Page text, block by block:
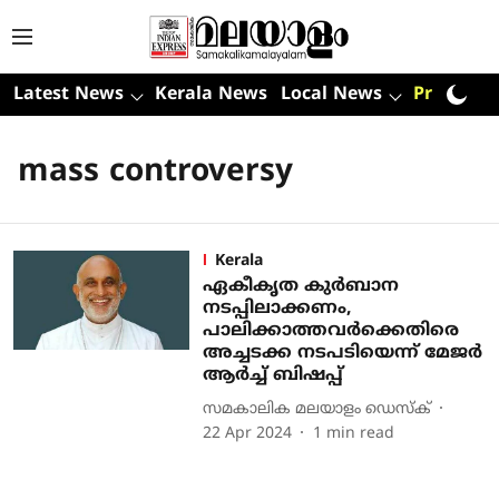
Latest News Kerala News Local News Premium
mass controversy
Kerala
ഏകീകൃത കുര്‍ബാന
നടപ്പിലാക്കണം,
പാലിക്കാത്തവര്‍ക്കെതിരെ
അച്ചടക്ക നടപടിയെന്ന് മേജര്‍
ആര്‍ച്ച് ബിഷപ്പ്
സമകാലിക മലയാളം ഡെസ്ക്
22 Apr 2024
1 min read